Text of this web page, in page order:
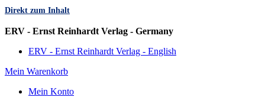
Direkt zum Inhalt
ERV - Ernst Reinhardt Verlag - Germany
ERV - Ernst Reinhardt Verlag - English
Mein Warenkorb
Mein Konto